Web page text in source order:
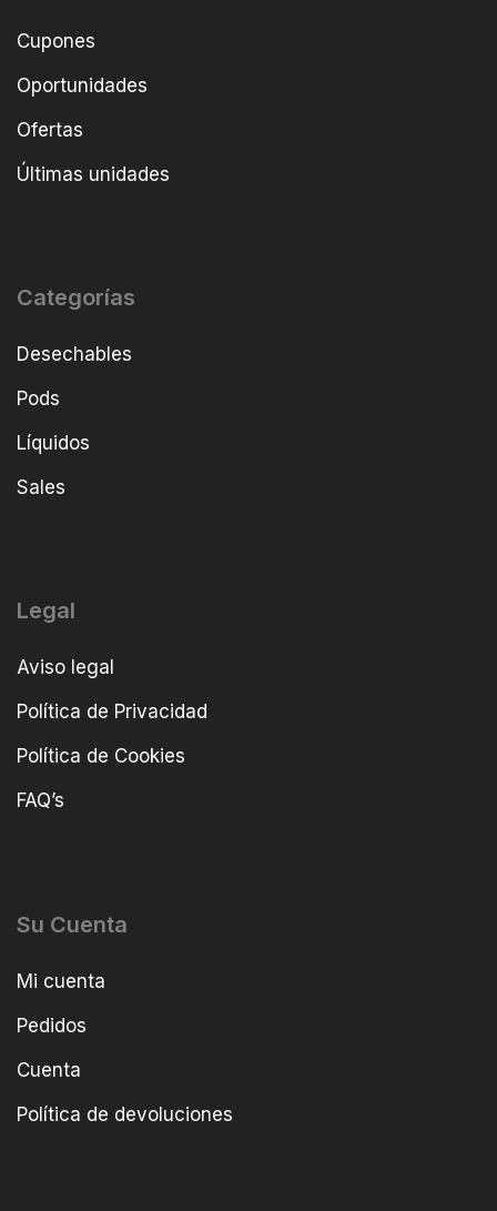
Cupones
Oportunidades
Ofertas
Últimas unidades
Categorías
Desechables
Pods
Líquidos
Sales
Legal
Aviso legal
Política de Privacidad
Política de Cookies
FAQ’s
Su Cuenta
Mi cuenta
Pedidos
Cuenta
Política de devoluciones